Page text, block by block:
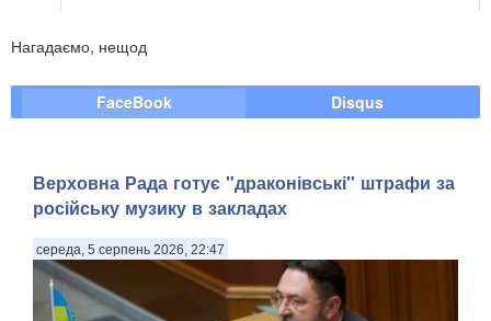
Нагадаємо, нещод
FaceBook Disqus
Верховна Рада готує "драконівські" штрафи за
російську музику в закладах
середа, 5 серпень 2026, 22:47